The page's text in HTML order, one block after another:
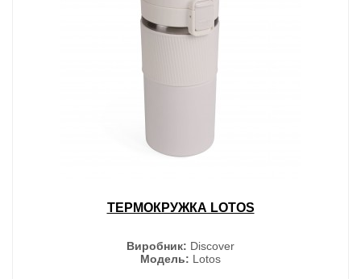
ТЕРМОКРУЖКА LOTOS
Виробник: Discover
Модель: Lotos